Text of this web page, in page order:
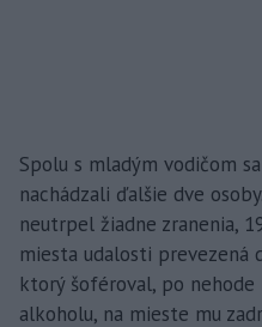
Spolu s mladým vodičom
nachádzali ďalšie dve
neutrpel žiadne zranenia,
miesta udalosti prevezená
ktorý šoféroval, po
alkoholu, na mieste mu